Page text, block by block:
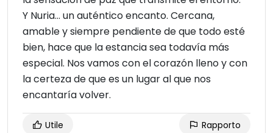
Y Nuria… un auténtico encanto. Cercana,
amable y siempre pendiente de que todo esté
bien, hace que la estancia sea todavía más
especial. Nos vamos con el corazón lleno y con
la certeza de que es un lugar al que nos
encantaría volver.
Utile Rapporto